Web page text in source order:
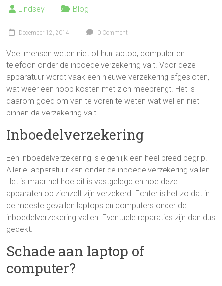
Lindsey Blog
December 12, 2014 0 Comment
Veel mensen weten niet of hun laptop, computer en
telefoon onder de inboedelverzekering valt. Voor deze
apparatuur wordt vaak een nieuwe verzekering afgesloten,
wat weer een hoop kosten met zich meebrengt. Het is
daarom goed om van te voren te weten wat wel en niet
binnen de verzekering valt.
Inboedelverzekering
Een inboedelverzekering is eigenlijk een heel breed begrip.
Allerlei apparatuur kan onder de inboedelverzekering vallen.
Het is maar net hoe dit is vastgelegd en hoe deze
apparaten op zichzelf zijn verzekerd. Echter is het zo dat in
de meeste gevallen laptops en computers onder de
inboedelverzekering vallen. Eventuele reparaties zijn dan dus
gedekt.
Schade aan laptop of
computer?